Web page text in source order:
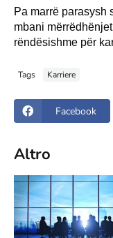
Pa marrë parasysh
mbani
rëndësishme për
Tags Karriere
Facebook
Altro